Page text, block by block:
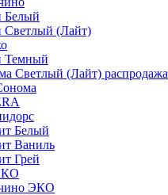
Белый
Светлый (Лайт)
Темный
Светлый (Лайт) распродажа
Белый
Ваниль
Грей
ЭКО